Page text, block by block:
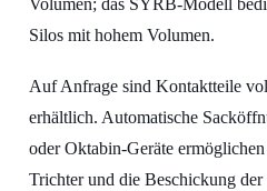
Silos mit hohem Volumen.
Auf Anfrage sind Kontaktteile
erhältlich. Automatische
oder Oktabin-Geräte
Trichter und die Beschickung